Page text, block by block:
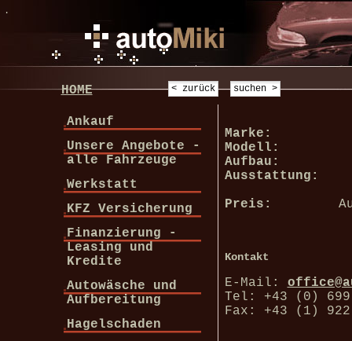
.
HOME
Ankauf
Unsere Angebote -
alle Fahrzeuge
Werkstatt
KFZ Versicherung
Finanzierung -
Leasing und
Kredite
Autowäsche und
Aufbereitung
Hagelschaden
Marke:
Modell:
Aufbau:
Ausstattung:
Preis:
Kontakt
E-Mail:
Tel: +43 (0) 699
Fax: +43 (1)